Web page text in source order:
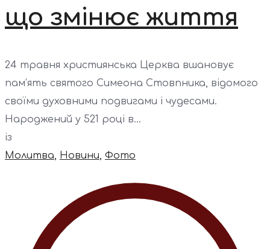
що змінює життя
24 травня християнська Церква вшановує
пам’ять святого Симеона Стовпника, відомого
своїми духовними подвигами і чудесами.
Народжений у 521 році в...
із
Молитва, Новини, Фото